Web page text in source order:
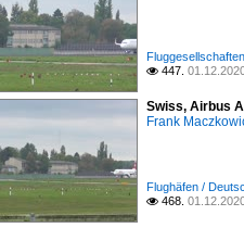
 447.
Swiss, Airbus A
Frank
Flughäfen /
 468.